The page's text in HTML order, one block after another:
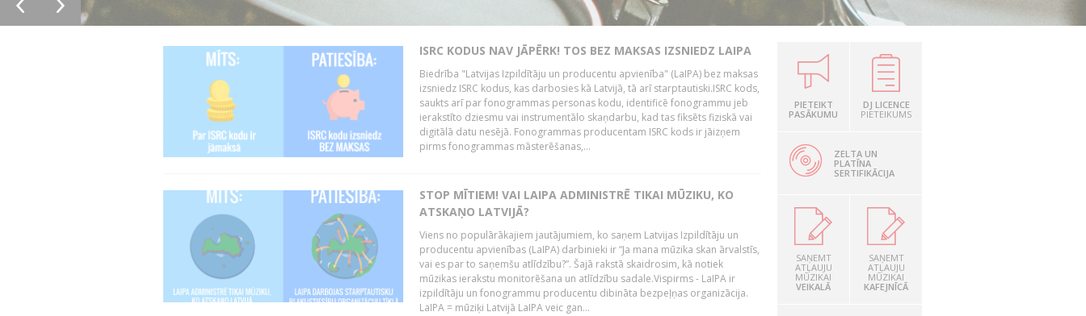
ISRC KODUS NAV JĀPĒRK! TOS BEZ MAKSAS IZSNIEDZ LAIPA
Biedrība "Latvijas Izpildītāju un producentu apvienība" (LaIPA) bez maksas
izsniedz ISRC kodus, kas darbosies kā Latvijā, tā arī starptautiski.ISRC kods,
saukts arī par fonogrammas personas kodu, identificē fonogrammu jeb
ierakstīto dziesmu vai instrumentālo skaņdarbu, kad tas fiksēts fiziskā vai
digitālā datu nesējā. Fonogrammas producentam ISRC kods ir jāizņem
pirms fonogrammas māsterēšanas,...
STOP MĪTIEM! VAI LAIPA ADMINISTRĒ TIKAI MŪZIKU, KO
ATSKAŅO LATVIJĀ?
Viens no populārākajiem jautājumiem, ko saņem Latvijas Izpildītāju un
producentu apvienības (LaIPA) darbinieki ir “Ja mana mūzika skan ārvalstīs,
vai es par to saņemšu atlīdzību?”. Šajā rakstā skaidrosim, kā notiek
mūzikas ierakstu monitorēšana un atlīdzību sadale.Vispirms - LaIPA ir
izpildītāju un fonogrammu producentu dibināta bezpeļņas organizācija.
LaIPA = mūziķi Latvijā LaIPA veic gan...
PIETEIKT
PASĀKUMU
DJ LICENCE
PIETEIKUMS
ZELTA UN
PLATĪNA
SERTIFIKĀCIJA
SAŅEMT
ATĻAUJU
MŪZIKAI
VEIKALĀ
SAŅEMT
ATĻAUJU
MŪZIKAI
KAFEJNĪCĀ